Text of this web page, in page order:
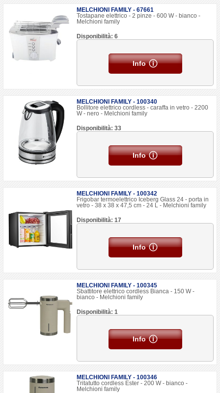
MELCHIONI FAMILY - 67661
Tostapane elettrico - 2 pinze - 600 W - bianco -
Melchioni family
Disponibilità: 6
Info
MELCHIONI FAMILY - 100340
Bollitore elettrico cordless - caraffa in vetro - 2200
W - nero - Melchioni family
Disponibilità: 33
Info
MELCHIONI FAMILY - 100342
Frigobar termoelettrico Iceberg Glass 24 - porta in
vetro - 38 x 38 x 47,5 cm - 24 L - Melchioni family
Disponibilità: 17
Info
MELCHIONI FAMILY - 100345
Sbattitore elettrico cordless Bianca - 150 W -
bianco - Melchioni family
Disponibilità: 1
Info
MELCHIONI FAMILY - 100346
Tritatutto cordless Ester - 200 W - bianco -
Melchioni family